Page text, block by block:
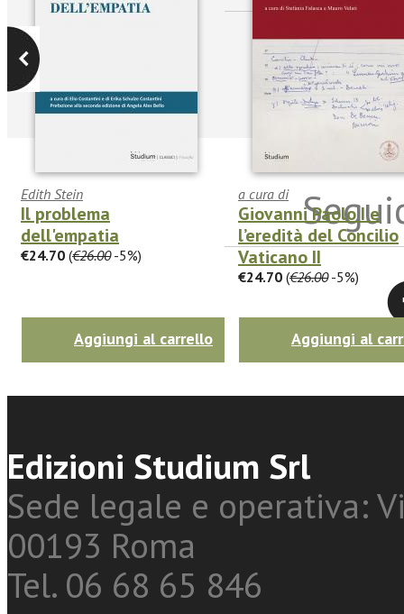
Edith Stein
Il problema
dell'empatia
€24.70 (€26.00-5%)
Aggiungi al carrello
a cura di
Giovanni Paolo I e
l’eredità del Concilio
Vaticano II
€24.70 (€26.00-5%)
Aggiungi al
Edizioni Studium Srl
Sede legale e operativa:
00193 Roma
Tel. 06 68 65 846